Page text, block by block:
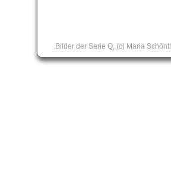
Bilder der Serie Q, (c) Maria